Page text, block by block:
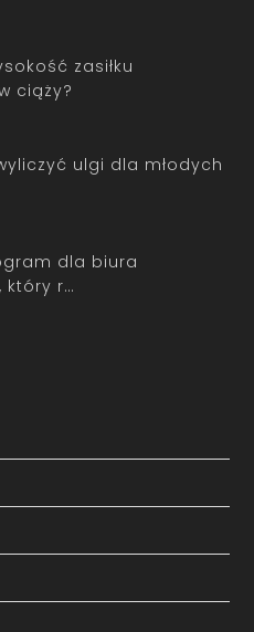
zasiłku
ciąży?
ulgi dla młodych
dla biura
który r…